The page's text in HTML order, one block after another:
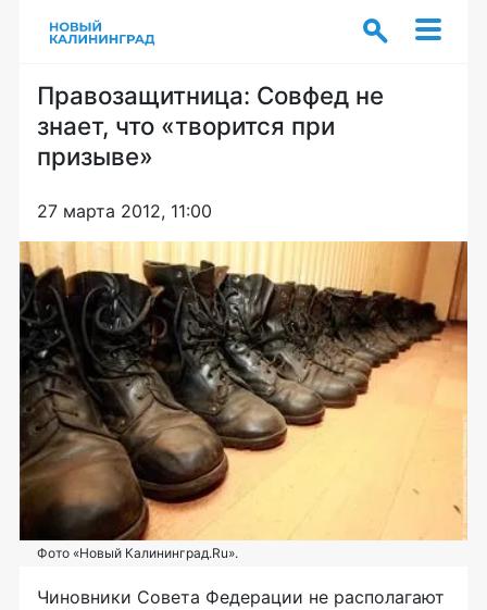
Правозащитница: Совфед не
знает, что «творится при
призыве»
27 марта 2012, 11:00
Фото «Новый Калининград.Ru».
Чиновники Совета Федерации не располагают